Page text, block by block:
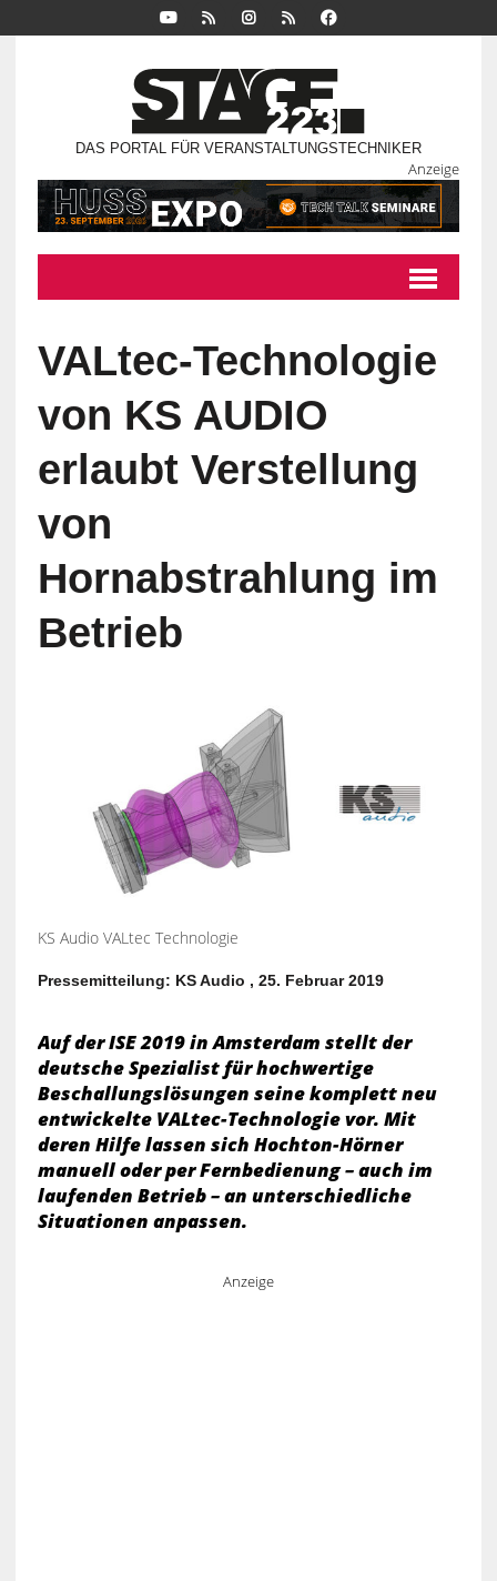
DAS PORTAL FÜR VERANSTALTUNGSTECHNIKER
Anzeige
VALtec-Technologie
von KS AUDIO
erlaubt Verstellung
von
Hornabstrahlung im
Betrieb
KS Audio VALtec Technologie
Pressemitteilung: KS Audio , 25. Februar 2019
Auf der ISE 2019 in Amsterdam stellt der
deutsche Spezialist für hochwertige
Beschallungslösungen seine komplett neu
entwickelte VALtec-Technologie vor. Mit
deren Hilfe lassen sich Hochton-Hörner
manuell oder per Fernbedienung – auch im
laufenden Betrieb – an unterschiedliche
Situationen anpassen.
Anzeige